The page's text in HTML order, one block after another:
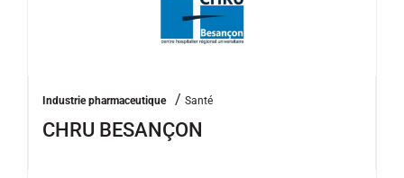
Industrie pharmaceutique / Santé
CHRU BESANÇON